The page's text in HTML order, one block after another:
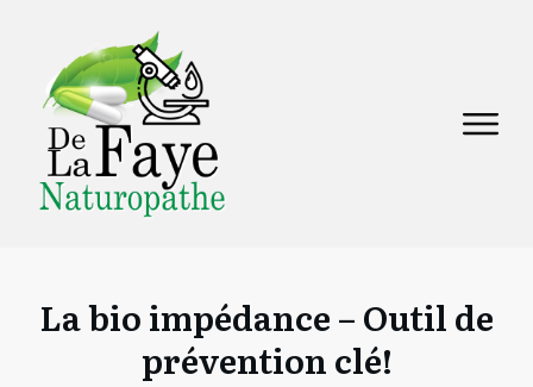
La bio impédance – Outil de
prévention clé!